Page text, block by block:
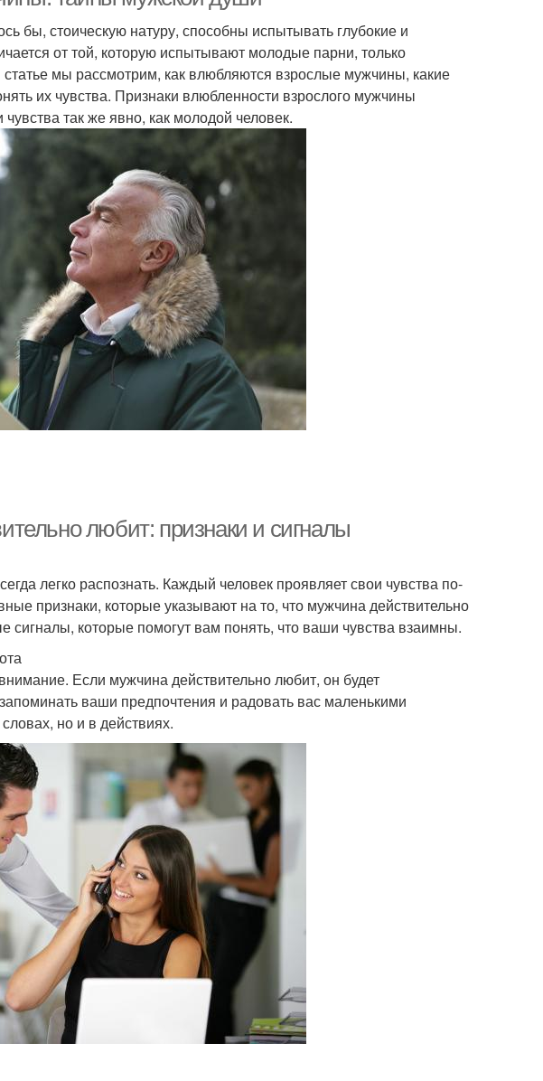
бы, стоическую натуру, способны испытывать глубокие и
от той, которую испытывают молодые парни, только
мы рассмотрим, как влюбляются взрослые мужчины, какие
их чувства. Признаки влюбленности взрослого мужчины
так же явно, как молодой человек.
любит: признаки и сигналы
легко распознать. Каждый человек проявляет свои чувства по-
признаки, которые указывают на то, что мужчина действительно
которые помогут вам понять, что ваши чувства взаимны.
Если мужчина действительно любит, он будет
ваши предпочтения и радовать вас маленькими
но и в действиях.